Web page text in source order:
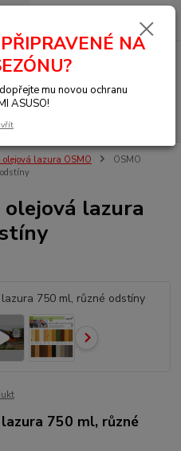
0,00 Kč
olejová lazura OSMO
OSMO
olejová lazura
750 ml, různé
NA
mu novou ochranu
ASUSO!